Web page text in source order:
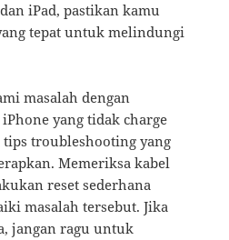
iPad, pastikan kamu
tepat untuk melindungi
masalah dengan
yang tidak charge
tips troubleshooting yang
Memeriksa kabel
reset sederhana
masalah tersebut. Jika
jangan ragu untuk